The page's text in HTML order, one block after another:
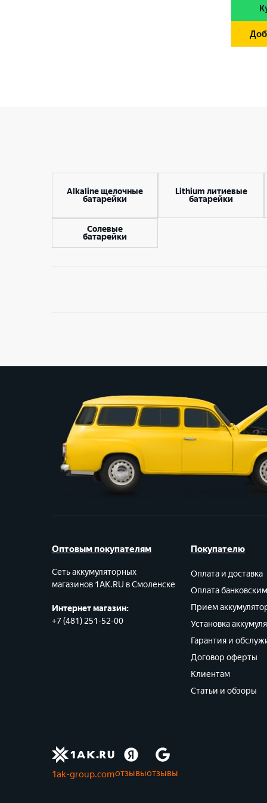
CR1220
CR1225
CR123
CR2025
CR2032
G1 (364) LR621, LR60
G10 (389) LR1130, LR54
G12 (386) LR1142, LR43
G6 (370) LR920, LR69
Alkaline щелочные
батарейки
Lithium литиевые
батарейки
Солевые
батарейки
Оптовым покупателям
Сеть аккумуляторных
магазинов 1AK.RU в Смоленске
Интернет магазин:
+7 (481) 251-52-00
Покупателю
Оплата и доставка
Оплата
Прием
Установка
Гарантия и
Договор оферты
Клиентам
Статьи и обзоры
1ak-group.comотзывыотзывы